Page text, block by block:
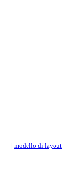
| modello di layout